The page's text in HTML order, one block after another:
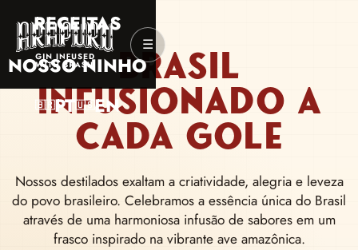
RECEITAS
NOSSO NINHO
🇧🇷PT🇺🇸EN
☰
Abrir menu
DE SABORES
QUE CONTAM
HISTORIAS DO
BRASIL
BRASIL
INFUSIONADO A
CADA GOLE
Nossos destilados exaltam a criatividade, alegria e leveza
do povo brasileiro. Celebramos a essência única do Brasil
através de uma harmoniosa infusão de sabores em um
frasco inspirado na vibrante ave amazônica.